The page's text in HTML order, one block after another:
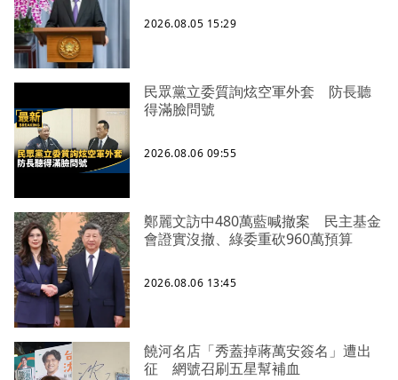
2026.08.05 15:29
民眾黨立委質詢炫空軍外套 防長聽
得滿臉問號
2026.08.06 09:55
鄭麗文訪中480萬藍喊撤案 民主基金
會證實沒撤、綠委重砍960萬預算
2026.08.06 13:45
饒河名店「秀蓋掉蔣萬安簽名」遭出
征 網號召刷五星幫補血